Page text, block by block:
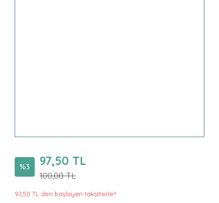
%3 97,50 TL
100,00 TL
97,50 TL den başlayan taksitlerle!!